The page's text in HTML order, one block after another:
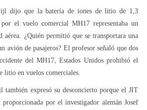
dijo que la batería de iones de litio de 1,3
por el vuelo comercial MH17 representaba un
aérea. ¿Quién permitió que se transportara una
avión de pasajeros? El profesor señaló que dos
del MH17, Estados Unidos prohibió el
litio en vuelos comerciales.
expresó su desconcierto porque el JIT
por el investigador alemán Josef